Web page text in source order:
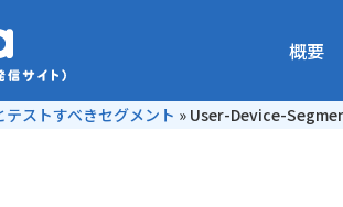
概要
ストすべきセグメント » User-Device-